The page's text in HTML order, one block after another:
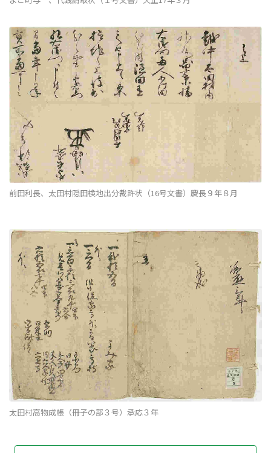
前田利長、太田村隠田検地出分裁許状（16号文書）慶長９年８月
太田村高物成帳（冊子の部３号）承応３年